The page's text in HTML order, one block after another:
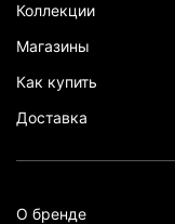
Коллекции
Магазины
Как купить
Доставка
О бренде